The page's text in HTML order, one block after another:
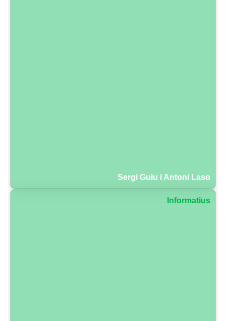
Sergi Guiu i Antoni Laso
Informatius